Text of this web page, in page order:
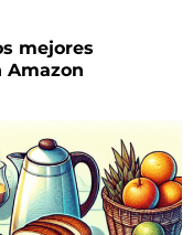
mejores
Amazon